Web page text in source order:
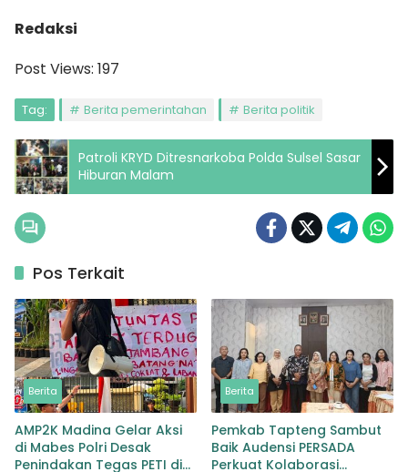
Redaksi
Post Views: 197
Tag: Berita pemerintahan Berita politik
Patroli KRYD Ditresnarkoba Polda Sulsel Sasar
Hiburan Malam
Pos Terkait
Berita
AMP2K Madina Gelar Aksi
di Mabes Polri Desak
Penindakan Tegas PETI di
Berita
Pemkab Tapteng Sambut
Baik Audensi PERSADA
Perkuat Kolaborasi